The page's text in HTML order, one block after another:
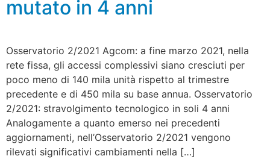
mutato in 4 anni
Osservatorio 2/2021 Agcom: a fine marzo 2021, nella
rete fissa, gli accessi complessivi siano cresciuti per
poco meno di 140 mila unità rispetto al trimestre
precedente e di 450 mila su base annua. Osservatorio
2/2021: stravolgimento tecnologico in soli 4 anni
Analogamente a quanto emerso nei precedenti
aggiornamenti, nell’Osservatorio 2/2021 vengono
rilevati significativi cambiamenti nella […]